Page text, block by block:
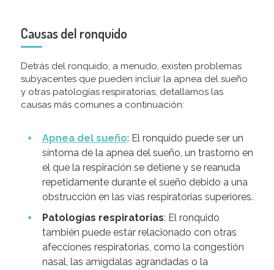
Causas del ronquido
Detrás del ronquido, a menudo, existen problemas
subyacentes que pueden incluir la apnea del sueño
y otras patologías respiratorias; detallamos las
causas más comunes a continuación:
Apnea del sueño: El ronquido puede ser un
síntoma de la apnea del sueño, un trastorno en
el que la respiración se detiene y se reanuda
repetidamente durante el sueño debido a una
obstrucción en las vías respiratorias superiores.
Patologías respiratorias: El ronquido
también puede estar relacionado con otras
afecciones respiratorias, como la congestión
nasal, las amígdalas agrandadas o la